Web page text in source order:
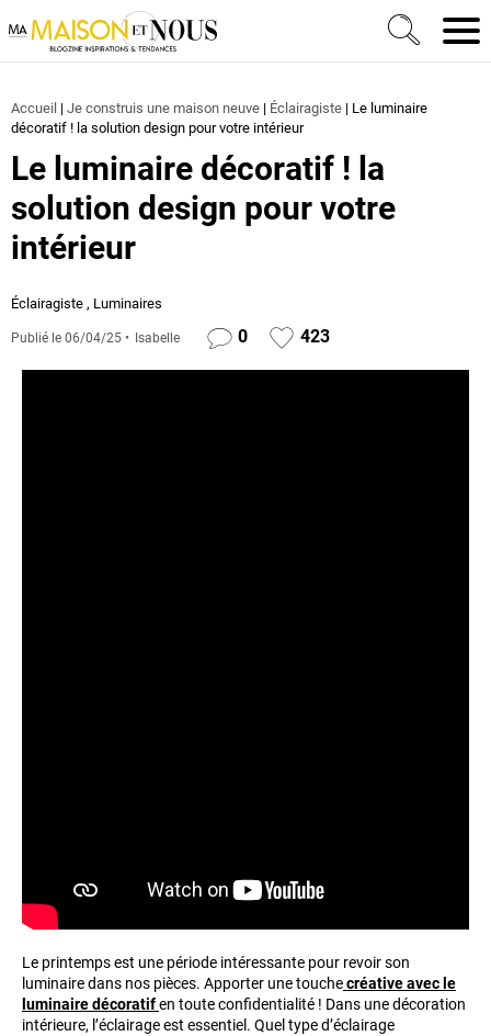
Ma Maison et Nous Construction, rénovation &
Accueil | Je construis une maison neuve | Éclairagiste | Le luminaire
décoratif ! la solution design pour votre intérieur
Le luminaire décoratif ! la
solution design pour votre
intérieur
Éclairagiste , Luminaires
Publié le 06/04/25 Isabelle 0 423
Le printemps est une période intéressante pour revoir son
luminaire dans nos pièces. Apporter une touchecréative avec le
luminaire décoratifen toute confidentialité ! Dans une décoration
intérieure, l’éclairage est essentiel. Quel type d’éclairage